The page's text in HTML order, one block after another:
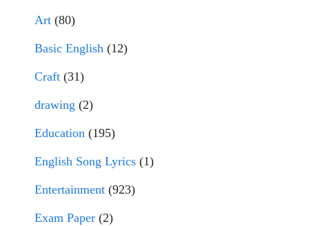
Art (80)
Basic English (12)
Craft (31)
drawing (2)
Education (195)
English Song Lyrics (1)
Entertainment (923)
Exam Paper (2)